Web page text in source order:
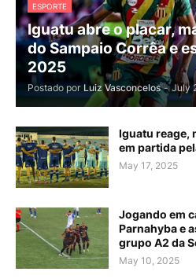
ESPORTE
Iguatu abre o placar,
do Sampaio Corrêa e
2025
Postado por Luiz Vasconcelos - July
Iguatu reage,
em partida
May 17, 2025
Jogando em
Parnahyba e
grupo A2 da
May 10, 2025